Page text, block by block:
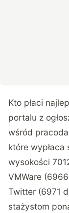
Kto płaci
portalu z
wśród
które
wysokości
VMWare
Twitter (6971
stażystom